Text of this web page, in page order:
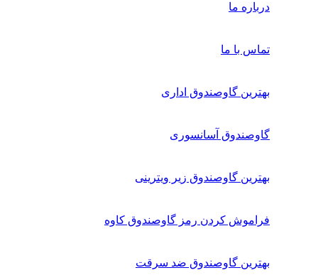
درباره ما
تماس با ما
بهترین گاوصندوق اداری
گاوصندوق آسانسوری
بهترین گاوصندوق زیر ویترینی
فراموش کردن رمز گاوصندوق کاوه
بهترین گاوصندوق ضد سرقت